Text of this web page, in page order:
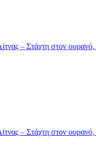
– Στάχτη στον
– Στάχτη στον